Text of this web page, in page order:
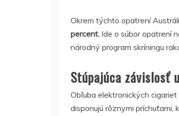
Okrem týchto opatrení
percent. Ide o súbor opatrení
národný program skríningu
Stúpajúca závislosť
Obľuba elektronických cigariet
disponujú rôznymi príchuťami,